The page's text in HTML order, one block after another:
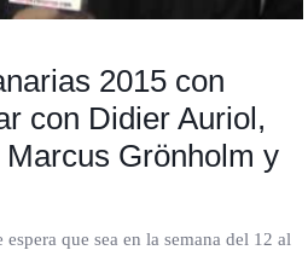
2015 con
con Didier Auriol,
Grönholm y
que sea en la semana del 12 al